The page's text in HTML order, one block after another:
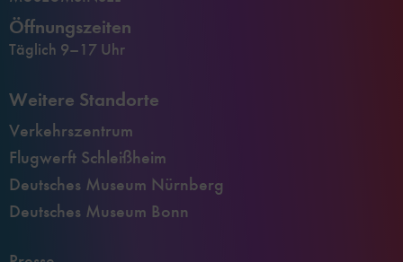
Öffnungszeiten
Täglich 9–17 Uhr
Weitere Standorte
Verkehrszentrum
Flugwerft Schleißheim
Deutsches Museum Nürnberg
Deutsches Museum Bonn